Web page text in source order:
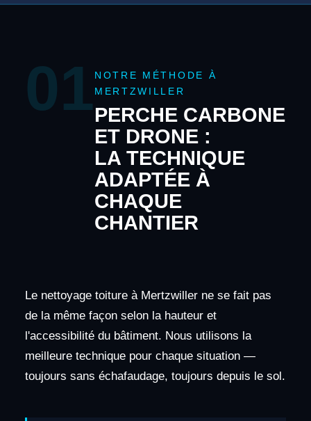
01 NOTRE MÉTHODE À
MERTZWILLER
PERCHE CARBONE
ET DRONE :
LA TECHNIQUE
ADAPTÉE À
CHAQUE
CHANTIER
Le nettoyage toiture à Mertzwiller ne se fait pas
de la même façon selon la hauteur et
l'accessibilité du bâtiment. Nous utilisons la
meilleure technique pour chaque situation —
toujours sans échafaudage, toujours depuis le sol.